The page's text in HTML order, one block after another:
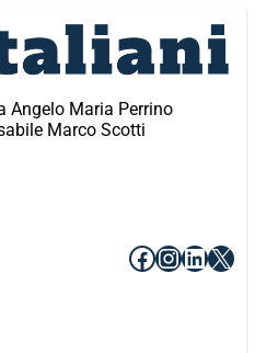
Angelo Maria Perrino
Marco Scotti
Facebook
X